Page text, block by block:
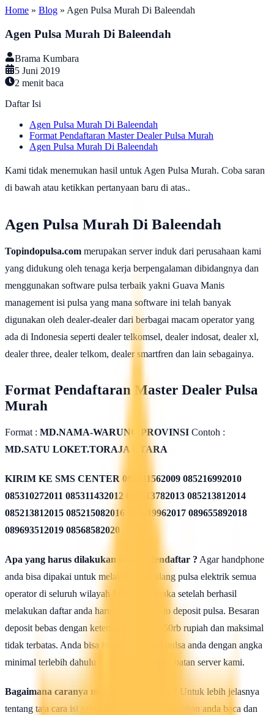
Home » Blog » Agen Pulsa Murah Di Baleendah
Agen Pulsa Murah Di Baleendah
Brama Kumbara
5 Juni 2019
2 menit baca
Daftar Isi
Agen Pulsa Murah Di Baleendah
Format Pendaftaran Master Dealer Pulsa Murah
Agen Pulsa Murah Di Baleendah
Kami tidak menemukan hasil untuk Agen Pulsa Murah. Coba saran
di bawah atau ketikkan pertanyaan baru di atas..
Agen Pulsa Murah Di Baleendah
Topindopulsa.com merupakan server induk dari perusahaan kami
yang didukung oleh tenaga kerja berpengalaman dibidangnya dan
menggunakan software pulsa terbaik yakni Guava Manis
management isi pulsa yang mana software ini telah banyak
digunakan oleh dealer-dealer dari berbagai macam operator yang
ada di Indonesia seperti dealer telkomsel, dealer indosat, dealer xl,
dealer three, dealer telkom, dealer smartfren dan lain sebagainya.
Format Pendaftaran Master Dealer Pulsa
Murah
Format : MD.NAMA-WARUNG.PROVINSI Contoh :
MD.SATU LOKET.TORAJA UTARA
KIRIM KE SMS CENTER 085311562009 085216992010
085310272011 085311432012 085213782013 085213812014
085213812015 085215082016 085819962017 089655892018
089693512019 08568582020
Apa yang harus dilakukan seusai Mendaftar ? Agar handphone
anda bisa dipakai untuk melakukan isi ulang pulsa elektrik semua
operator di seluruh wilayah Indonesia, maka setelah berhasil
melakukan daftar anda harus mengisi saldo deposit pulsa. Besaran
deposit bebas dengan ketentuan minimal 50rb rupiah dan maksimal
tidak terbatas. Anda bisa isi deposit saldo pulsa anda dengan angka
minimal terlebih dahulu untuk uji coba kehebatan server kami.
Bagaimana caranya mengisi saldo pulsa ?
Untuk lebih jelasnya
tentang tata cara isi saldo deposit pulsa ini silahkan anda baca dan